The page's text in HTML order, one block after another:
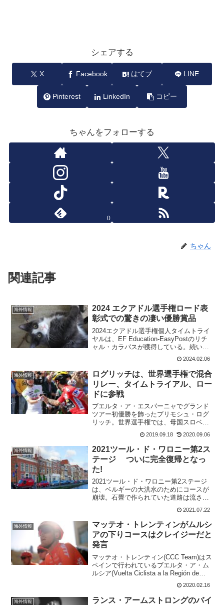
シェアする
X Facebook はてブ LINE
Pinterest LinkedIn コピー
ちゃんをフォローする
0
ちゃん
関連記事
海外情報
2024 エクアドル選手権ロード表
彰式での驚きの凄い優勝賞品
2024エクアドル選手権個人タイムトライ
ヤルは、EF Education-EasyPostのリチ
ャル・カラパスが獲得している。続い
て、行われたエクアドル選手権ロードだ
けど、なんとこの表彰式で出てきた商品
が凄い。丸焼きが～The sprint...
2024.02.06
海外情報
ログリッチは、世界選手権で混合
リレー、タイムトライアル、ロー
ドに参戦
ブエルタ・ア・エスパーニャでグランド
ツアー初優勝を飾ったプリモシュ・ログ
リッチ。世界選手権では、母国スロベニ
アのために、男女混合リレー・タイムト
ライヤル・ロードレースと全ての種目に
出場する。特に、タイムトライヤルでは
有力選手が不在なので、現...
2019.09.18 2020.09.06
海外情報
2021ツール・ド・ワロニー第2ス
テージ ついに完全復帰となっ
た!
2021ツール・ド・ワロニー第2ステージ
は、ベルギーの大洪水のためにコースが
崩壊。石畳で作られていた道路は流され
て走れない状態だった。レース主催者は
急遽ゾルダーサーキットで4kmの周回コ
ースに変更。選手は、フラットのサーキ
ットを30周全力疾...
2021.07.22
海外情報
マッテオ・トレンティンがムルシ
アの下りコースはクレイジーだと
発言
マッテオ・トレンティン(CCC Team)はス
ペインで行われているブエルタ・ア・ム
ルシア(Vuelta Ciclista a la Región de
Murcia)の第1ステージのコースの安全性
について満足してなかった。トレンティ
ンは、今...
2020.02.16
海外情報
ランス・アームストロングのバイ